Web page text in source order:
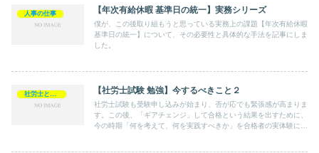
人事の仕事 【年次有給休暇 基準日の統一】実務シリーズ
僕が、この後取り組もうと思っている実務上の課題【年次有給休暇
基準日の統一】について、その必要性と具体的な手法を記事にしま
した。
【社労士試験 勉強】今するべきこと２
社労士試験も受験申し込みが始まり、否が応でも緊張感が高まりま
す。この後、「ギアチェンジ」して合格という結果を出すために、
今の時期「何を考えて、何を実践すべきか」を合格者の実体験に基